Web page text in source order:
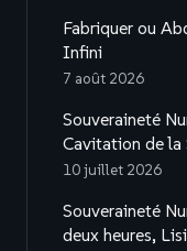
Fabriquer ou
Infini
7 août 2026
Souveraineté
Cavitation de la
10 juillet 2026
Souveraineté
deux heures,